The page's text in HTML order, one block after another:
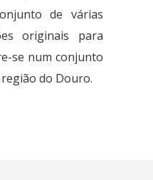
de várias
originais para
se num conjunto
do Douro.